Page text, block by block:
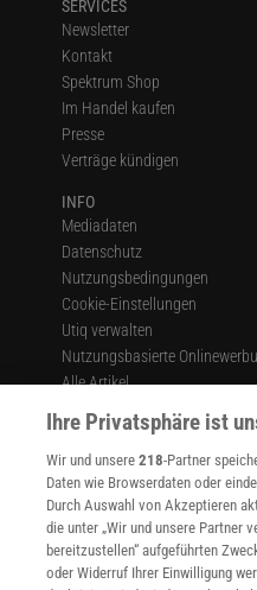
SERVICES
Newsletter
Kontakt
Spektrum Shop
Im Handel kaufen
Presse
Verträge kündigen
INFO
Mediadaten
Datenschutz
Nutzungsbedingungen
Cookie-Einstellungen
Utiq verwalten
Nutzungsbasierte
Alle Artikel
WEITERE ANGEBOTE
Angebote für Schulen
Angebote für Institutionen
Sprachen lernen mit Gymglish
Lexika
Für Spektrum schreiben
Ihre Privatsphäre ist
Wir und unsere218-Partner
Daten wie Browserdaten oder
Durch Auswahl von Akzeptieren
die unter „Wir und unsere Partner
bereitzustellen“ aufgeführten
oder Widerruf Ihrer Einwilligung